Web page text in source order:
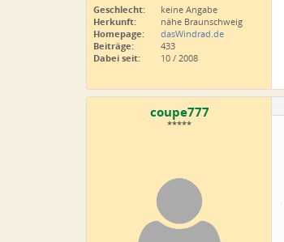
Geschlecht:
keine Angabe
Herkunft:
nähe Braunschweig
Homepage:
dasWindrad.de
Beiträge:
433
Dabei seit:
10 / 2008
coupe777
*****